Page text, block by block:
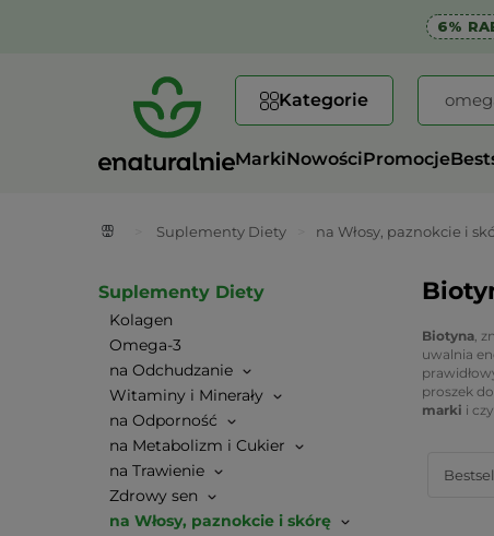
6%
Kategorie
MarkiNowościPromocje
Suplementy Diety na Włosy, paznokcie i
Suplementy Diety
Kolagen
Omega-3
na Odchudzanie
Witaminy i Minerały
na Odporność
na Metabolizm i Cukier
na Trawienie
Zdrowy sen
na Włosy, paznokcie i skórę
Biotyna,
uwalnia
proszek
marki i